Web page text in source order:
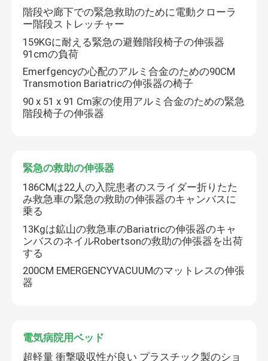
階段や廊下での緊急救助のために電動クローラ
ー階段ストレッチャー
159KGに耐える緊急の避難階段椅子の伸張器
91cmの負荷
Emerfgencyの心配のアルミ合金のための90CM
Transmotion Bariatricの伸張器の椅子
90 x 51 x 91 Cm家の使用アルミ合金のための緊急
階段椅子の伸張器
緊急の救助の伸張器
186CMは22人の入院患者のスライダー折りたた
み救急車の緊急の救助の伸張器のキャンバスに
乗る
13Kgは鉱山の救急車のBariatricの伸張器のキャ
ンバスのネイルRobertsonの救助の伸張器を出荷
する
200CM EMERGENCYVACUUMのマットレスの伸張
器
電気病院用ベッド
超軽量 衝撃吸収性が良い プラスチック製のショ